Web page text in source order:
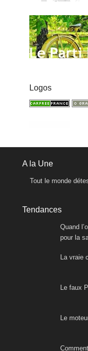
Logos
A la Une
Tout le monde
Tendances
Quand
pour la
La vraie
Le faux
Le